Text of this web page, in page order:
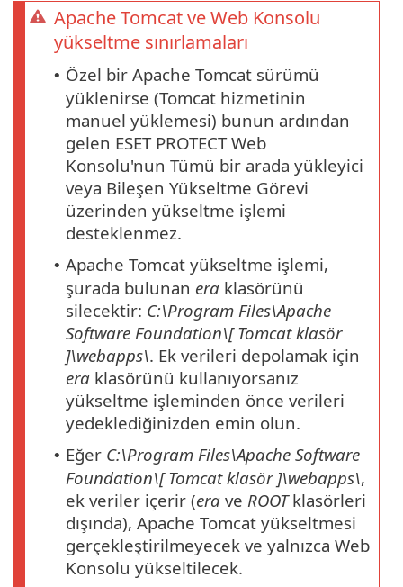
Apache Tomcat ve Web Konsolu
yükseltme sınırlamaları
• Özel bir Apache Tomcat sürümü
yüklenirse (Tomcat hizmetinin
manuel yüklemesi) bunun ardından
gelen ESET PROTECT Web
Konsolu'nun Tümü bir arada yükleyici
veya Bileşen Yükseltme Görevi
üzerinden yükseltme işlemi
desteklenmez.
• Apache Tomcat yükseltme işlemi,
şurada bulunan era klasörünü
silecektir: C:\Program Files\Apache
Software Foundation\[ Tomcatklasör
]\webapps\. Ek verileri depolamak için
era klasörünü kullanıyorsanız
yükseltme işleminden önce verileri
yedeklediğinizden emin olun.
• Eğer C:\Program Files\Apache Software
Foundation\[ Tomcatklasör ]\webapps\,
ek veriler içerir (era ve ROOTklasörleri
dışında), Apache Tomcat yükseltmesi
gerçekleştirilmeyecek ve yalnızca Web
Konsolu yükseltilecek.